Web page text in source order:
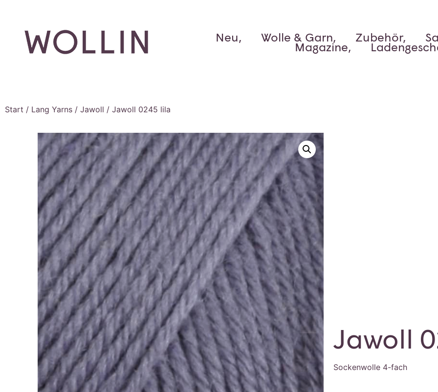
Neu, Wolle & Garn, Zubehör,
Magazine,
Start / Lang Yarns / Jawoll / Jawoll 0245 lila
Jawoll
Sockenwolle 4-fach